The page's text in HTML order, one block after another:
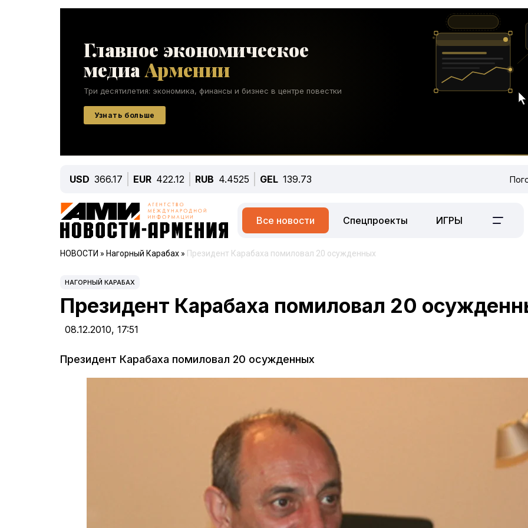
USD 366.17 EUR 422.12 RUB 4.4525 GEL 139.73
Все новости Спецпроекты ИГРЫ
НОВОСТИ » Нагорный Карабах » Президент Карабаха помиловал 20 осужденных
НАГОРНЫЙ КАРАБАХ
Президент Карабаха помиловал 20
08.12.2010, 17:51
Президент Карабаха помиловал 20 осужденных